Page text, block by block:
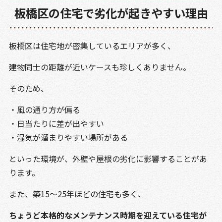
板橋区の住宅で劣化が起きやすい理由
板橋区は住宅地が密集しているエリアが多く、
建物同士の距離が近いケースも珍しくありません。
そのため、
・風の通り方が偏る
・日当たりに差が出やすい
・湿気が溜まりやすい場所がある
といった環境が、外壁や屋根の劣化に影響することがあ
ります。
また、築15〜25年ほどの住宅も多く、
ちょうど本格的なメンテナンス時期を迎えている住宅が